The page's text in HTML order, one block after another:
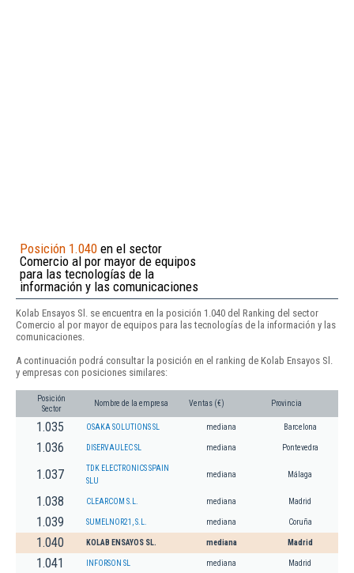
Posición 1.040 en el sector
Comercio al por mayor de equipos
para las tecnologías de la
información y las comunicaciones
Kolab Ensayos Sl. se encuentra en la posición 1.040 del Ranking del sector
Comercio al por mayor de equipos para las tecnologías de la información y las
comunicaciones.
A continuación podrá consultar la posición en el ranking de Kolab Ensayos Sl.
y empresas con posiciones similares:
Posición
Sector
Nombre de la empresa Ventas (€) Provincia
1.035 OSAKA SOLUTIONS SL mediana Barcelona
1.036 DISERVAULEC SL mediana Pontevedra
1.037
TDK ELECTRONICS SPAIN
SLU
mediana Málaga
1.038 CLEARCOM S.L. mediana Madrid
1.039 SUMELNOR21, S.L. mediana Coruña
1.040 KOLAB ENSAYOS SL. mediana Madrid
1.041 INFORSON SL mediana Madrid